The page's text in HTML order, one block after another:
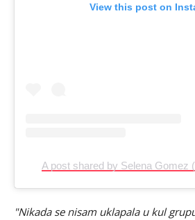
View this post on
A post shared by Selena Gomez
"Nikada se nisam uklapala u kul